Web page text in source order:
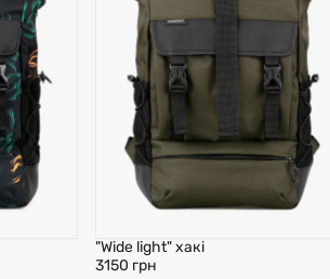
"Wide light" хакі
3150 грн